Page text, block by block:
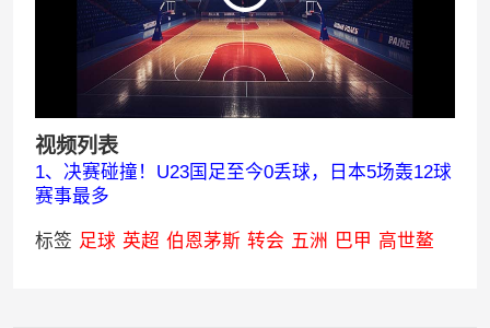
视频列表
1、决赛碰撞！U23国足至今0丢球，日本5场轰12球
赛事最多
标签 足球 英超 伯恩茅斯 转会 五洲 巴甲 高世鳌